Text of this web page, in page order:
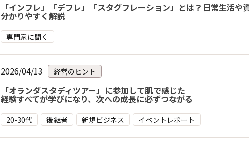
「インフレ」「デフレ」「スタグフレーション」とは？日常生活
分かりやすく解説
専門家に聞く
2026/04/13 経営のヒント
「オランダスタディツアー」に参加して肌で感じた
経験すべてが学びになり、次への成長に必ずつながる
20-30代 後継者 新規ビジネス イベントレポート